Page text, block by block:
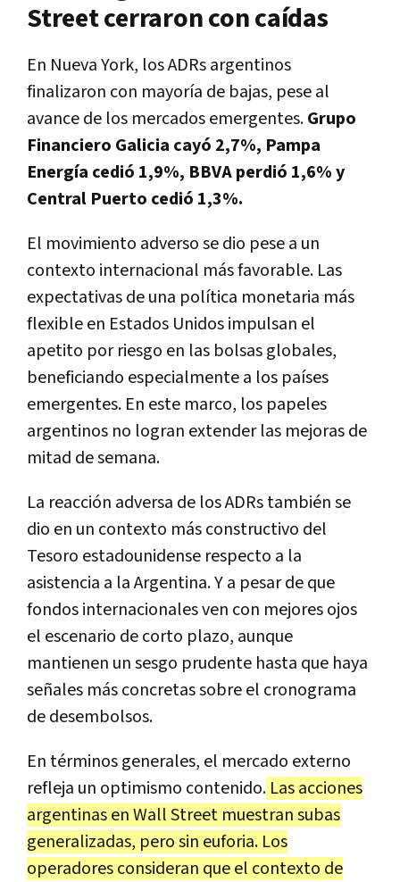
Street cerraron con caídas
En Nueva York, los ADRs argentinos
finalizaron con mayoría de bajas, pese al
avance de los mercados emergentes.Grupo
Financiero Galicia cayó 2,7%, Pampa
Energía cedió 1,9%, BBVA perdió 1,6% y
Central Puerto cedió 1,3%.
El movimiento adverso se dio pese a un
contexto internacional más favorable. Las
expectativas de una política monetaria más
flexible en Estados Unidos impulsan el
apetito por riesgo en las bolsas globales,
beneficiando especialmente a los países
emergentes. En este marco, los papeles
argentinos no logran extender las mejoras de
mitad de semana.
La reacción adversa de los ADRs también se
dio en un contexto más constructivo del
Tesoro estadounidense respecto a la
asistencia a la Argentina. Y a pesar de que
fondos internacionales ven con mejores ojos
el escenario de corto plazo, aunque
mantienen un sesgo prudente hasta que haya
señales más concretas sobre el cronograma
de desembolsos.
En términos generales, el mercado externo
refleja un optimismo contenido. Las acciones
argentinas en Wall Street muestran subas
generalizadas, pero sin euforia. Los
operadores consideran que el contexto de